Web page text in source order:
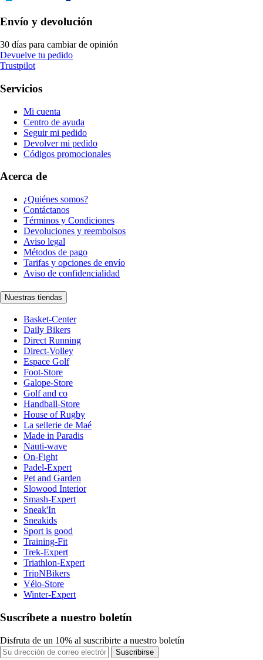
Envío y devolución
30 días para cambiar de opinión
Devuelve tu pedido
Trustpilot
Servicios
Mi cuenta
Centro de ayuda
Seguir mi pedido
Devolver mi pedido
Códigos promocionales
Acerca de
¿Quiénes somos?
Contáctanos
Términos y Condiciones
Devoluciones y reembolsos
Aviso legal
Métodos de pago
Tarifas y opciones de envío
Aviso de confidencialidad
Nuestras tiendas
Basket-Center
Daily Bikers
Direct Running
Direct-Volley
Espace Golf
Foot-Store
Galope-Store
Golf and co
Handball-Store
House of Rugby
La sellerie de Maé
Made in Paradis
Nauti-wave
On-Fight
Padel-Expert
Pet and Garden
Slowood Interior
Smash-Expert
Sneak'In
Sneakids
Sport is good
Training-Fit
Trek-Expert
Triathlon-Expert
TripNBikers
Vélo-Store
Winter-Expert
Suscríbete a nuestro boletín
Disfruta de un 10% al suscribirte a nuestro boletín
Suscribirse